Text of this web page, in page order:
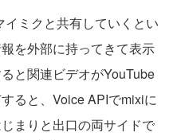
ミクと共有していくとい
を外部に持ってきて表示
と関連ビデオがYouTube
ると、Voice APIでmixiに
まりと出口の両サイドで